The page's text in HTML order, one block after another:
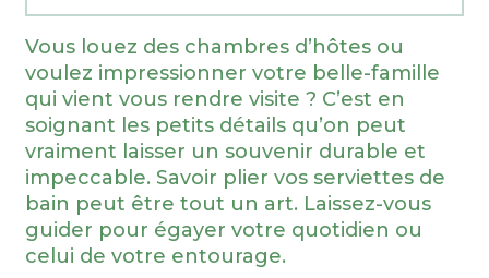
Vous louez des chambres d’hôtes ou
voulez impressionner votre belle-famille
qui vient vous rendre visite ? C’est en
soignant les petits détails qu’on peut
vraiment laisser un souvenir durable et
impeccable. Savoir plier vos serviettes de
bain peut être tout un art. Laissez-vous
guider pour égayer votre quotidien ou
celui de votre entourage.